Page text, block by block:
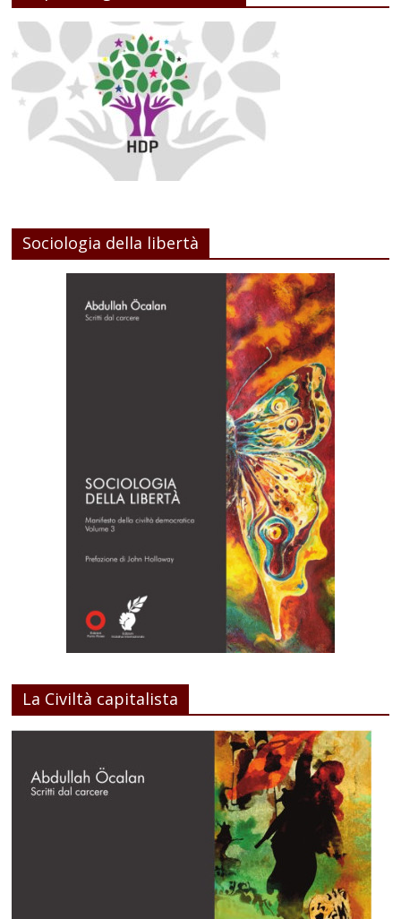
Sociologia della libertà
La Civiltà capitalista